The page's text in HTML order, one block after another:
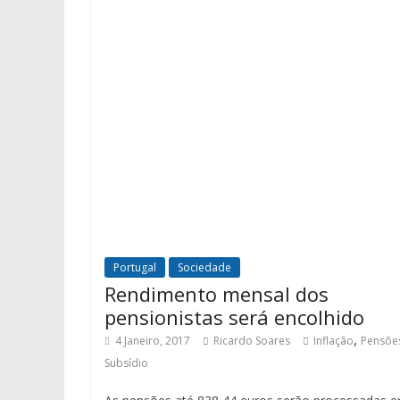
Portugal Sociedade
Rendimento mensal dos
pensionistas será encolhido
4 Janeiro, 2017 Ricardo Soares Inflação,
Subsídio